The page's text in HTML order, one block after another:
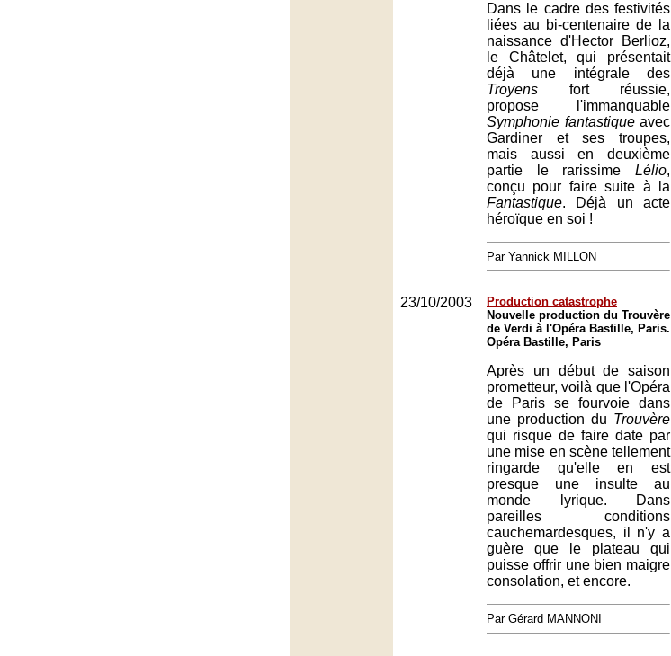
Dans le cadre des festivités
liées au bi-centenaire de la
naissance d'Hector Berlioz,
le Châtelet, qui présentait
déjà une intégrale des
Troyens fort réussie,
propose l'immanquable
Symphonie fantastiqueavec
Gardiner et ses troupes,
mais aussi en deuxième
partie le rarissime Lélio,
conçu pour faire suite à la
Fantastique. Déjà un acte
héroïque en soi !
Par Yannick MILLON
23/10/2003
Production catastrophe
Nouvelle production du Trouvère
de Verdi à l'Opéra Bastille, Paris.
Opéra Bastille, Paris
Après un début de saison
prometteur, voilà que l'Opéra
de Paris se fourvoie dans
une production du Trouvère
qui risque de faire date par
une mise en scène tellement
ringarde qu'elle en est
presque une insulte au
monde lyrique. Dans
pareilles conditions
cauchemardesques, il n'y a
guère que le plateau qui
puisse offrir une bien maigre
consolation, et encore.
Par Gérard MANNONI